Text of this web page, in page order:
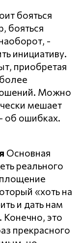
бояться
бояться
-
инициативу.
приобретая
Можно
мешает
об ошибках.
Основная
реального
«хоть на
и дать нам
Конечно, это
прекрасного